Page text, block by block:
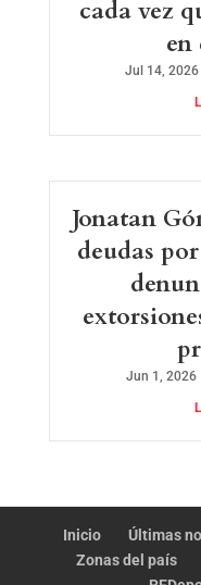
cada vez
Jul 14, 2026
Jonatan
deudas
Jun 1, 2026
Inicio Últimas
Zonas del país